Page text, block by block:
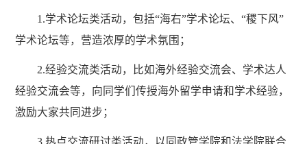
1.学术论坛类活动，包括“海右”学术论坛、“稷下风”
学术论坛等，营造浓厚的学术氛围；
2.经验交流类活动，比如海外经验交流会、学术达人
经验交流会等，向同学们传授海外留学申请和学术经验，
激励大家共同进步；
3.热点交流研讨类活动，以同政管学院和法学院联合